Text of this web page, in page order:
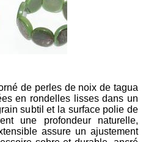
de perles de noix de tagua
en rondelles lisses dans un
subtil et la surface polie de
une profondeur naturelle,
assure un ajustement